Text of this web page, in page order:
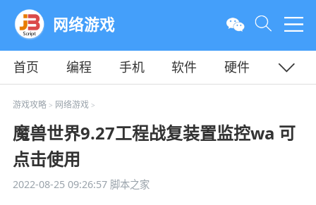
网络游戏
首页 编程 手机 软件
硬件
教程
平面
游戏攻略> 网络游戏>
魔兽世界9.27工程战复装置监控wa 可
点击使用
2022-08-25 09:26:57脚本之家